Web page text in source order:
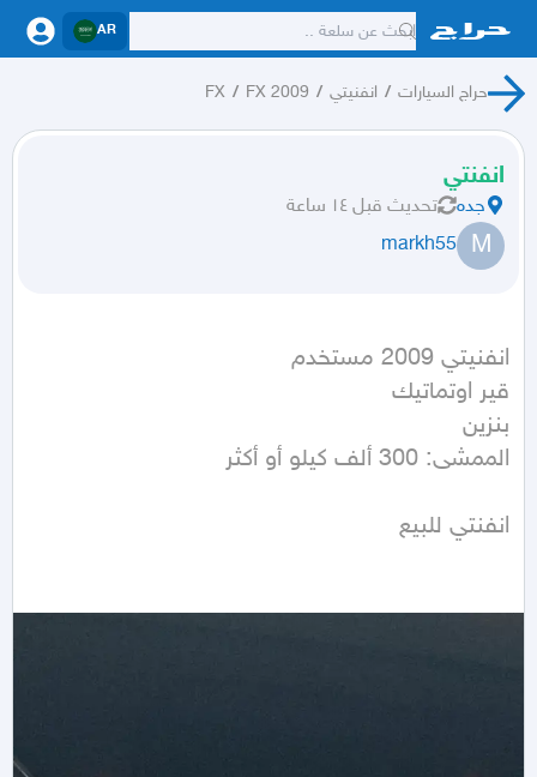
AR
حراج السيارات / انفنيتي /
FX 2009
/
FX
انفنتي
جده تحديث قبل ١٤ ساعة
M
markh55
الممشى: 300 ألف كيلو أو أكثر
انفنتي للبيع